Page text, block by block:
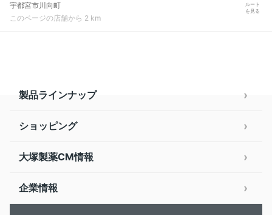
宇都宮市川向町
このページの店舗から 2 km
ルート
を見る
製品ラインナップ
ショッピング
大塚製薬CM情報
企業情報